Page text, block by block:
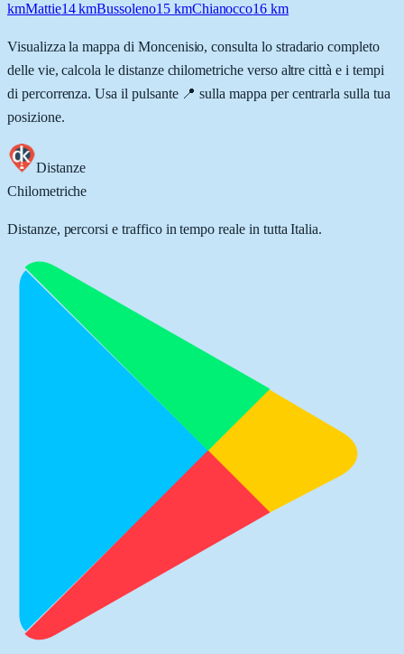
kmMattie14kmBussoleno15kmChianocco16 km
Visualizza la mappa di Moncenisio, consulta lo stradario completo
delle vie, calcola le distanze chilometriche verso altre città e i tempi
di percorrenza. Usa il pulsante 📍 sulla mappa per centrarla sulla tua
posizione.
Distanze
Chilometriche
Distanze, percorsi e traffico in tempo reale in tutta Italia.